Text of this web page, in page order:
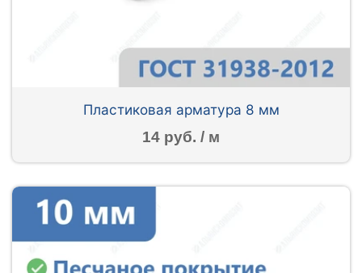
Пластиковая арматура 8 мм
14 руб. / м